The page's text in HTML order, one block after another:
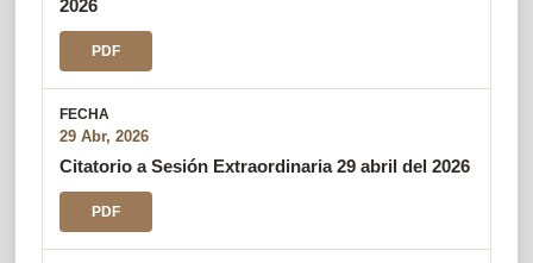
2026
PDF
29 Abr, 2026
Citatorio a Sesión Extraordinaria 29 abril del 2026
PDF